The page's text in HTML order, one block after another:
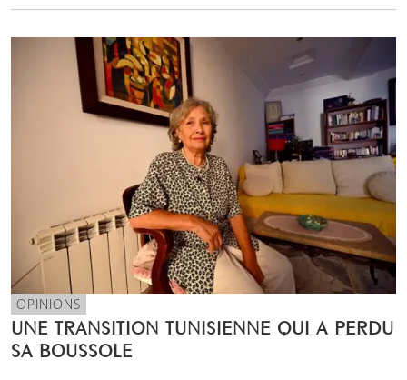
OPINIONS
UNE TRANSITION TUNISIENNE QUI A PERDU
SA BOUSSOLE